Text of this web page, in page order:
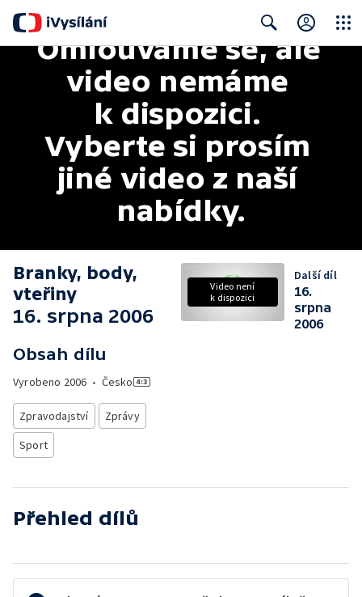
Search
Omlouváme se, ale
video nemáme
k dispozici.
Vyberte si prosím
jiné video z naší
nabídky.
Branky, body,
vteřiny
16. srpna 2006
Obsah dílu
Vyrobeno 2006 • Česko
Zpravodajství
Zprávy
Sport
Video není
k dispozici
Další díl
16.
srpna
2006
Přehled dílů